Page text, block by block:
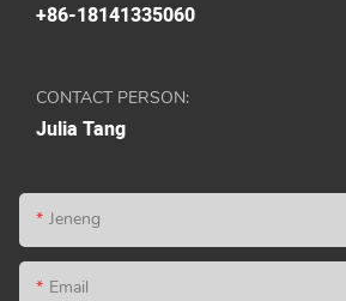
+86-18141335060
CONTACT PERSON:
Julia Tang
Jeneng
Email